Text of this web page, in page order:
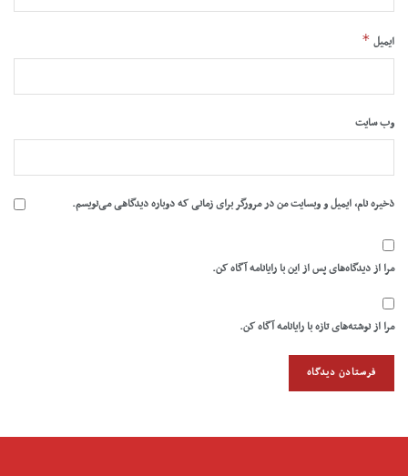
ایمیل *
وب‌ سایت
ذخیره نام، ایمیل و وبسایت من در مرورگر برای زمانی که دوباره دیدگاهی می‌نویسم.
مرا از دیدگاه‌های پس از این با رایانامه آگاه کن.
مرا از نوشته‌های تازه با رایانامه آگاه کن.